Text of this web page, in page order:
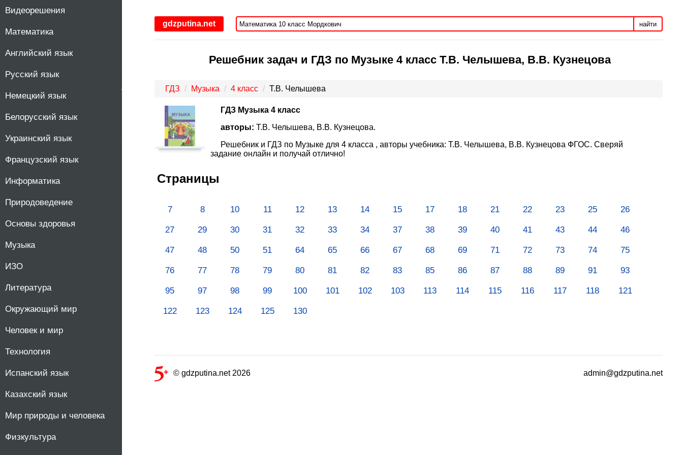
Видеорешения
Математика
Английский язык
Русский язык
Немецкий язык
Белорусский язык
Украинский язык
Французский язык
Информатика
Природоведение
Основы здоровья
Музыка
ИЗО
Литература
Окружающий мир
Человек и мир
Технология
Испанский язык
Казахский язык
Мир природы и человека
Физкультура
2
3
4
6
7
gdzputina.net найти
Решебник задач и ГДЗ по Музыке 4 класс Т.В. Челышева, В.В. Кузнецова
ГДЗ Музыка 4 класс Т.В. Челышева
ГДЗ Музыка 4 класс
авторы: Т.В. Челышева, В.В. Кузнецова.
Решебник и ГДЗ по Музыке для 4 класса , авторы учебника: Т.В. Челышева, В.В. Кузнецова ФГОС. Сверяй
задание онлайн и получай отлично!
Страницы
7 8 10 11 12 13 14 15 17 18 21 22 23 25 26
27 29 30 31 32 33 34 37 38 39 40 41 43 44 46
47 48 50 51 64 65 66 67 68 69 71 72 73 74 75
76 77 78 79 80 81 82 83 85 86 87 88 89 91 93
95 97 98 99 100 101 102 103 113 114 115 116 117 118 121
122 123 124 125 130
© gdzputina.net 2026 admin@gdzputina.net